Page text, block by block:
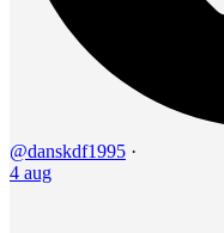
@danskdf1995 ·
4 aug